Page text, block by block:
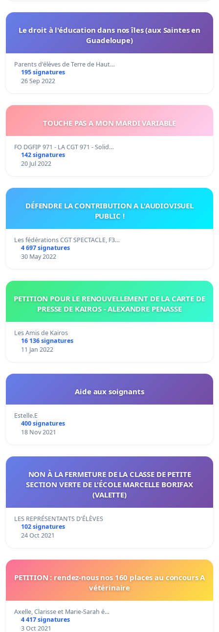
Le droit à l'éducation dans nos îles (aux Saintes en
Guadeloupe)
Parents d'élèves de Terre de Haut…
195 signatures
26 Sep 2022
TOUCHE PAS A MON MARDI VARIABLE
FO DGFIP 971 - LA CGT 971 - Solid…
142 signatures
20 Jul 2022
DÉFENDRE LA CONTRIBUTION A L'AUDIOVISUEL
PUBLIC !
Les fédérations CGT SPECTACLE, F3…
4 697 signatures
30 May 2022
PETITION POUR LE RENOUVELLEMENT DE LA CARTE DE
PRESSE DE KAIROS - ALEXANDRE PENASSE
Les Amis de Kairos
16 136 signatures
11 Jan 2022
Aide aux soignants
Estelle.E
400 signatures
18 Nov 2021
NON À LA FERMETURE DE LA CLASSE DE PETITE
SECTION VERTE DE L'ÉCOLE MARCELLE BORIFAX
(VALETTE)
LES REPRÉSENTANTS D'ÉLÈVES
102 signatures
24 Oct 2021
PETITION : rendez-nous nos 160 places au concours A
vétérinaire
Axelle, Clarisse et Marie-Sarah é…
4 417 signatures
3 Oct 2021